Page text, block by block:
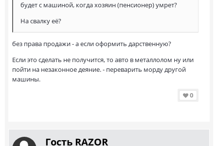
будет с машиной, когда хозяин (пенсионер) умрет?
На свалку её?
без права продажи - а если оформить дарственную?
Если это сделать не получится, то авто в металлолом ну или
пойти на незаконное деяние. - переварить морду другой
машины.
0
Гость RAZOR